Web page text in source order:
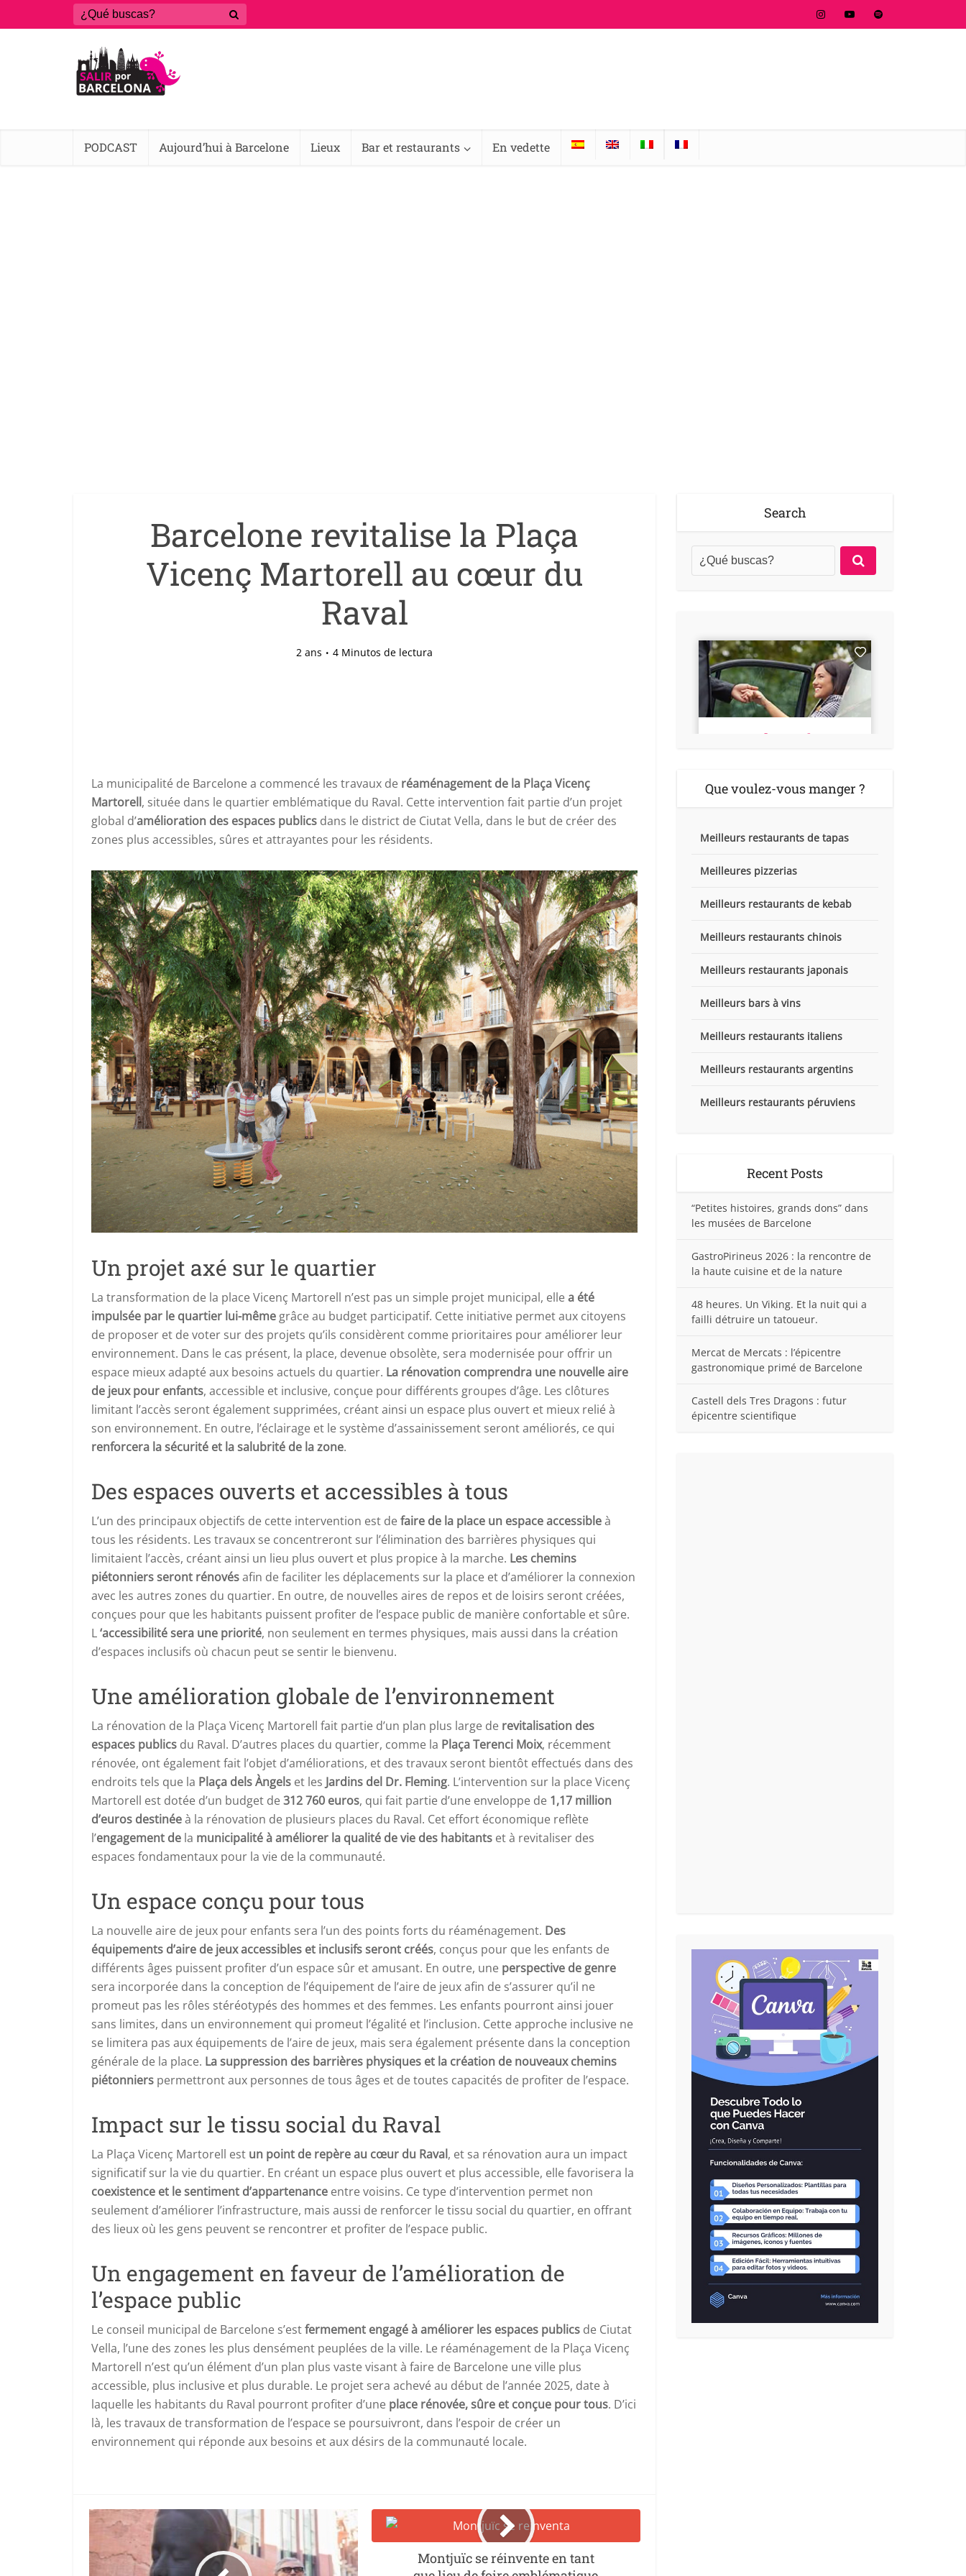
PODCAST Aujourd’hui à Barcelone Lieux Bar et restaurants En vedette
Barcelone revitalise la Plaça
Vicenç Martorell au cœur du
Raval
2 ans 4 Minutos de lectura
La municipalité de Barcelone a commencé les travaux de réaménagement de la Plaça Vicenç
Martorell, située dans le quartier emblématique du Raval. Cette intervention fait partie d’un projet
global d’amélioration des espaces publics dans le district de Ciutat Vella, dans le but de créer des
zones plus accessibles, sûres et attrayantes pour les résidents.
Un projet axé sur le quartier
La transformation de la place Vicenç Martorell n’est pas un simple projet municipal, elle a été
impulsée par le quartier lui-mêmegrâce au budget participatif. Cette initiative permet aux citoyens
de proposer et de voter sur des projets qu’ils considèrent comme prioritaires pour améliorer leur
environnement. Dans le cas présent, la place, devenue obsolète, sera modernisée pour offrir un
espace mieux adapté aux besoins actuels du quartier. La rénovation comprendra une nouvelle aire
de jeux pour enfants, accessible et inclusive, conçue pour différents groupes d’âge. Les clôtures
limitant l’accès seront également supprimées, créant ainsi un espace plus ouvert et mieux relié à
son environnement. En outre, l’éclairage et le système d’assainissement seront améliorés, ce qui
renforcera la sécurité et la salubrité de la zone.
Des espaces ouverts et accessibles à tous
L’un des principaux objectifs de cette intervention est de faire de la place un espace accessibleà
tous les résidents. Les travaux se concentreront sur l’élimination des barrières physiques qui
limitaient l’accès, créant ainsi un lieu plus ouvert et plus propice à la marche. Les chemins
piétonniers seront rénovésafin de faciliter les déplacements sur la place et d’améliorer la connexion
avec les autres zones du quartier. En outre, de nouvelles aires de repos et de loisirs seront créées,
conçues pour que les habitants puissent profiter de l’espace public de manière confortable et sûre.
L‘accessibilité sera une priorité, non seulement en termes physiques, mais aussi dans la création
d’espaces inclusifs où chacun peut se sentir le bienvenu.
Une amélioration globale de l’environnement
La rénovation de la Plaça Vicenç Martorell fait partie d’un plan plus large de revitalisation des
espaces publics du Raval. D’autres places du quartier, comme la Plaça Terenci Moix, récemment
rénovée, ont également fait l’objet d’améliorations, et des travaux seront bientôt effectués dans des
endroits tels que la Plaça dels Àngels et les Jardins del Dr. Fleming. L’intervention sur la place Vicenç
Martorell est dotée d’un budget de 312 760 euros, qui fait partie d’une enveloppe de 1,17 million
d’euros destinéeà la rénovation de plusieurs places du Raval. Cet effort économique reflète
l’engagement de la municipalité à améliorer la qualité de vie des habitants et à revitaliser des
espaces fondamentaux pour la vie de la communauté.
Un espace conçu pour tous
La nouvelle aire de jeux pour enfants sera l’un des points forts du réaménagement. Des
équipements d’aire de jeux accessibles et inclusifs seront créés, conçus pour que les enfants de
différents âges puissent profiter d’un espace sûr et amusant. En outre, une perspective de genre
sera incorporée dans la conception de l’équipement de l’aire de jeux afin de s’assurer qu’il ne
promeut pas les rôles stéréotypés des hommes et des femmes. Les enfants pourront ainsi jouer
sans limites, dans un environnement qui promeut l’égalité et l’inclusion. Cette approche inclusive ne
se limitera pas aux équipements de l’aire de jeux, mais sera également présente dans la conception
générale de la place. La suppression des barrières physiques et la création de nouveaux chemins
piétonniers permettront aux personnes de tous âges et de toutes capacités de profiter de l’espace.
Impact sur le tissu social du Raval
La Plaça Vicenç Martorell est un point de repère au cœur du Raval, et sa rénovation aura un impact
significatif sur la vie du quartier. En créant un espace plus ouvert et plus accessible, elle favorisera la
coexistence et le sentiment d’appartenance entre voisins. Ce type d’intervention permet non
seulement d’améliorer l’infrastructure, mais aussi de renforcer le tissu social du quartier, en offrant
des lieux où les gens peuvent se rencontrer et profiter de l’espace public.
Un engagement en faveur de l’amélioration de
l’espace public
Le conseil municipal de Barcelone s’estfermement engagé à améliorer les espaces publics de Ciutat
Vella, l’une des zones les plus densément peuplées de la ville. Le réaménagement de la Plaça Vicenç
Martorell n’est qu’un élément d’un plan plus vaste visant à faire de Barcelone une ville plus
accessible, plus inclusive et plus durable. Le projet sera achevé au début de l’année 2025, date à
laquelle les habitants du Raval pourront profiter d’une place rénovée, sûre et conçue pour tous. D’ici
là, les travaux de transformation de l’espace se poursuivront, dans l’espoir de créer un
environnement qui réponde aux besoins et aux désirs de la communauté locale.
Montjuïc se réinvente en tant
Search
Que voulez-vous manger ?
Meilleurs restaurants de tapas
Meilleures pizzerias
Meilleurs restaurants de kebab
Meilleurs restaurants chinois
Meilleurs restaurants japonais
Meilleurs bars à vins
Meilleurs restaurants italiens
Meilleurs restaurants argentins
Meilleurs restaurants péruviens
Recent Posts
“Petites histoires, grands dons” dans
les musées de Barcelone
GastroPirineus 2026 : la rencontre de
la haute cuisine et de la nature
48 heures. Un Viking. Et la nuit qui a
failli détruire un tatoueur.
Mercat de Mercats : l’épicentre
gastronomique primé de Barcelone
Castell dels Tres Dragons : futur
épicentre scientifique